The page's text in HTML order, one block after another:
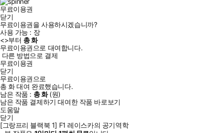
무료이용권
닫기
무료이용권을 사용하시겠습니까?
사용 가능 : 장
<>부터 총화
무료이용권으로 대여합니다.
다른 방법으로 결제
무료이용권
닫기
무료이용권으로
총 화대여 완료했습니다.
남은 작품 : 총화(원)
남은 작품 결제하기 대여한 작품 바로보기
도움말
닫기
[그랑프리 블랙북 1] F1 레이스카의 공기역학